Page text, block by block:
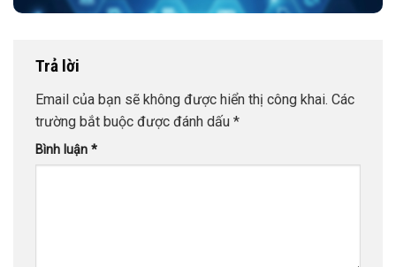
Trả lời
Email của bạn sẽ không được hiển thị công khai. Các
trường bắt buộc được đánh dấu *
Bình luận *